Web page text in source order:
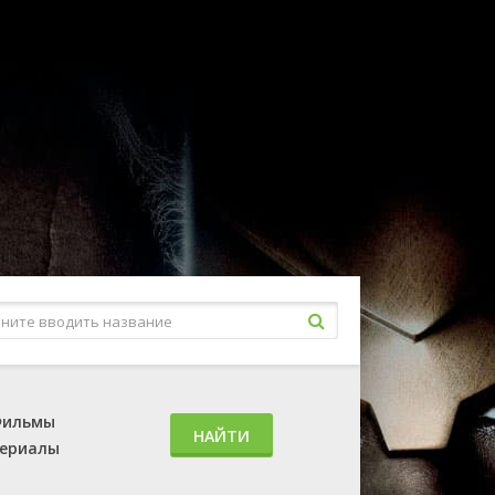
НАЙТИ